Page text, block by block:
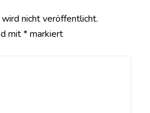
nicht veröffentlicht.
mit*markiert